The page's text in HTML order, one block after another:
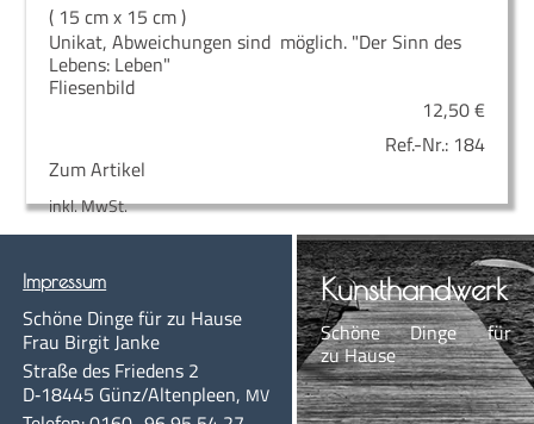
( 15 cm x 15 cm )
Unikat, Abweichungen sind möglich. "Der Sinn des
Lebens: Leben"
Fliesenbild
12,50€
Ref.-Nr.: 184
Zum Artikel
inkl. MwSt.
Impres­sum
Schö­ne Din­ge für zu Hause
Frau Bir­git Janke
Stra­ße des Frie­dens 2
D‑18445 Günz/Altenpleen, MV
Kunst­hand­werk
Schö­ne Din­ge für
zu Hause